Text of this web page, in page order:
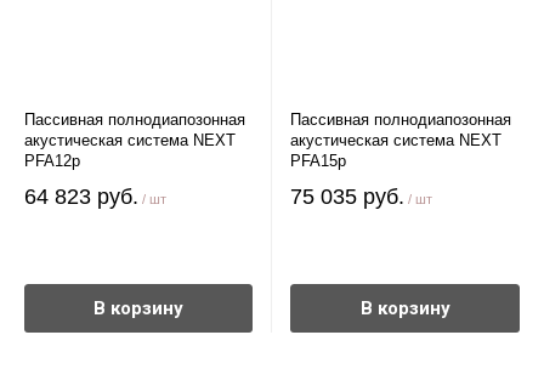
Пассивная полнодиапозонная
акустическая система NEXT
PFA12p
64 823 руб. / шт
В корзину
Пассивная полнодиапозонная
акустическая система NEXT
PFA15p
75 035 руб. / шт
В корзину